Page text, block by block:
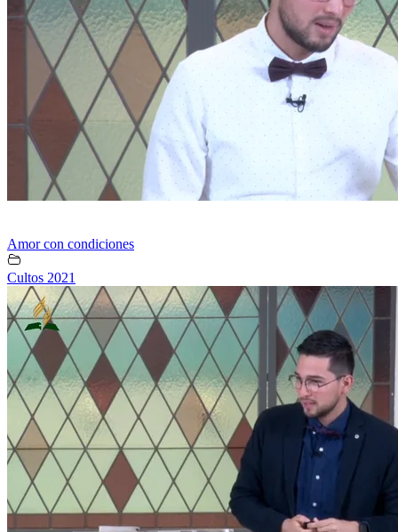
Amor con condiciones
Cultos 2021